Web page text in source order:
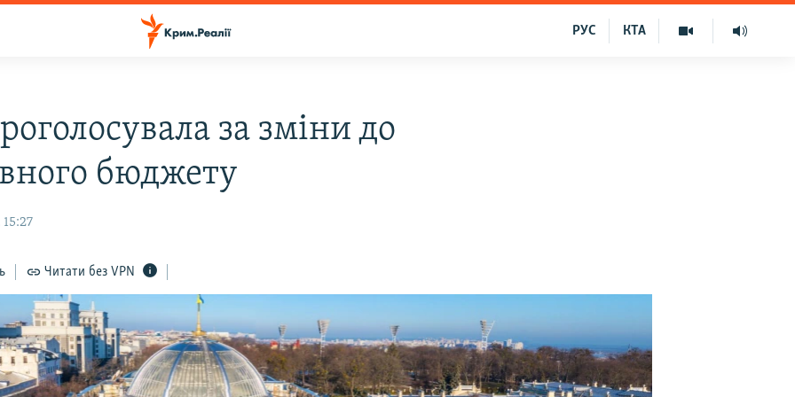
КТА
РУС
за зміни до
бюджету
Читати без VPN